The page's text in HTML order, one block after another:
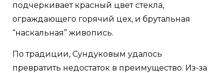
подчеркивает красный цвет стекла,
ограждающего горячий цех, и брутальная
“наскальная” живопись.
По традиции, Сундуковым удалось
превратить недостаток в преимущество. Из-за